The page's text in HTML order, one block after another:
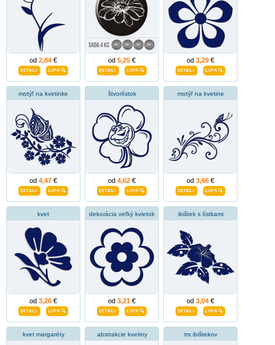
od 2,84 € od 5,25 € od 3,29 €
motýľ na kvetinke
od 4,47 €
štvorlístok
od 4,62 €
motýľ na kvetine
od 3,66 €
kvet
od 3,26 €
dekorácia veľký kvietok
od 3,21 €
ibištek s lístkami
od 3,04 €
kvet margaréty abstrakcie kvetiny trs ibištekov